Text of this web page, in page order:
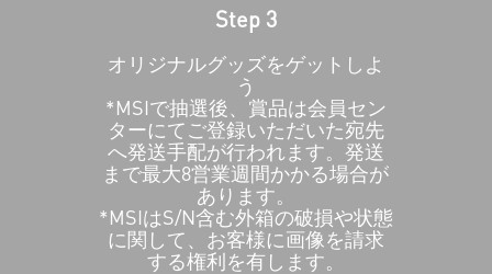
Step 3
オリジナルグッズをゲットしよ
う
*MSIで抽選後、賞品は会員セン
ターにてご登録いただいた宛先
へ発送手配が行われます。発送
まで最大8営業週間かかる場合が
あります。
*MSIはS/N含む外箱の破損や状態
に関して、お客様に画像を請求
する権利を有します。